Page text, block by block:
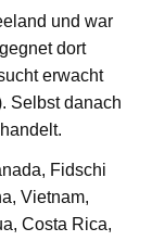
und war
dort
erwacht
Selbst danach
Fidschi
Vietnam,
Costa Rica,